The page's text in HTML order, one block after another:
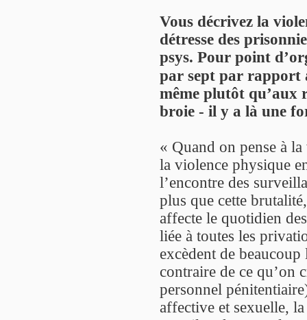
Vous décrivez la
détresse des
psys. Pour point
par sept par rapport
même plutôt qu’aux
broie - il y a là une
« Quand on pense à
la violence physique
l’encontre des
plus que cette
affecte le quotidien
liée à toutes les
excèdent de
contraire de ce qu’on
personnel
affective et sexuelle,